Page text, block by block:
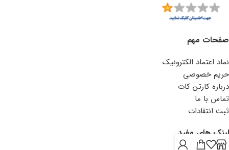
صفحات مهم
نماد اعتماد الکترونیک
حریم خصوصی
درباره کارتن کات
تماس با ما
ثبت انتقادات
لینک های مفید